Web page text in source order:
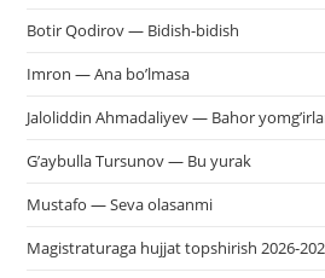
Botir Qodirov — Bidish-bidish
Imron — Ana bo’lmasa
Jaloliddin Ahmadaliyev — Bahor
G’aybulla Tursunov — Bu yurak
Mustafo — Seva olasanmi
Magistraturaga hujjat topshirish 2026-